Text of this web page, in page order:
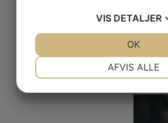
VIS DETALJER
AFVIS ALLE
OK